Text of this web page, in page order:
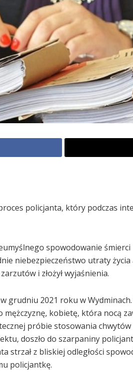
policjanta, który podczas
spowodowanie
niebezpieczeństwo utraty
i złożył wyjaśnienia.
grudniu 2021 roku w
kobietę, która nocą
próbie stosowania chwytów
doszło do szarpaniny
strzał z bliskiej odległości
policjantkę.